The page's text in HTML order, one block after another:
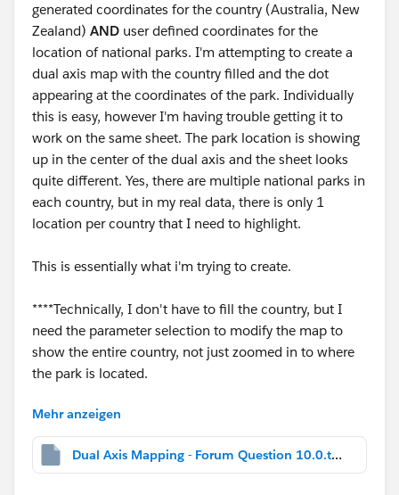
generated coordinates for the country (Australia, New
Zealand) AND user defined coordinates for the
location of national parks. I'm attempting to create a
dual axis map with the country filled and the dot
appearing at the coordinates of the park. Individually
this is easy, however I'm having trouble getting it to
work on the same sheet. The park location is showing
up in the center of the dual axis and the sheet looks
quite different. Yes, there are multiple national parks in
each country, but in my real data, there is only 1
location per country that I need to highlight.
This is essentially what i'm trying to create.
****Technically, I don't have to fill the country, but I
need the parameter selection to modify the map to
show the entire country, not just zoomed in to where
the park is located.
Thanks in advance for any help!
Mehr anzeigen
Dual Axis Mapping - Forum Question 10.0.twbx